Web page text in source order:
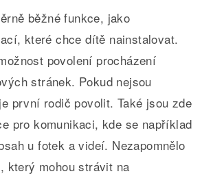
běžné funkce, jako
které chce dítě nainstalovat.
povolení procházení
stránek. Pokud nejsou
první rodič povolit. Také jsou zde
pro komunikaci, kde se například
u fotek a videí. Nezapomnělo
který mohou strávit na